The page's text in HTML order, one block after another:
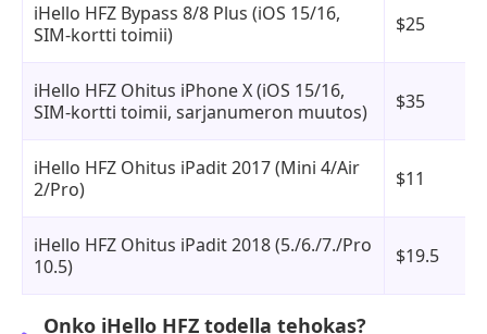
iHello HFZ Bypass 8/8 Plus (iOS 15/16,
SIM-kortti toimii)
$25
iHello HFZ Ohitus iPhone X (iOS 15/16,
SIM-kortti toimii, sarjanumeron muutos)
$35
iHello HFZ Ohitus iPadit 2017 (Mini 4/Air
2/Pro)
$11
iHello HFZ Ohitus iPadit 2018 (5./6./7./Pro
10.5)
$19.5
Onko iHello HFZ todella tehokas?